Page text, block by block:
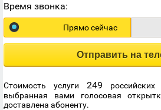
Время звонка:
Прямо сейчас
Отправить на
Стоимость услуги 249
выбранная вами голосовая
доставлена абоненту.